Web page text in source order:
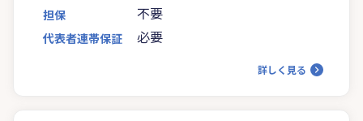
担保 不要
代表者連帯保証 必要
詳しく見る